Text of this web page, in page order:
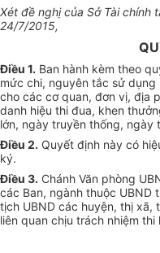
Xét đề nghị của Sở Tài chính
24/7/2015,
Điều 1. Ban hành kèm theo
mức chi, nguyên tắc sử
cho các cơ quan, đơn vị, địa
danh hiệu thi đua, khen
lớn, ngày truyền thống, ngày
Điều 2. Quyết định này có
ký.
Điều 3. Chánh Văn phòng
các Ban, ngành thuộc UBND
tịch UBND các huyện, thị xã,
liên quan chịu trách nhiệm